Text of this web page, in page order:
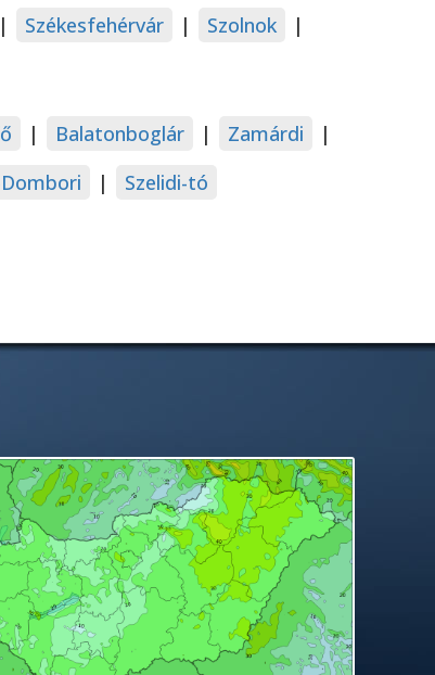
| Székesfehérvár | Szolnok
|
| Balatonboglár | Zamárdi
|
| Szelidi-tó